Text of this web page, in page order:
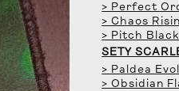
> Perfect
> Chaos
> Pitch Black
SETY
> Paldea
> Obsidian